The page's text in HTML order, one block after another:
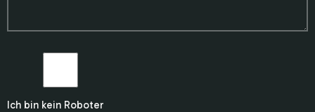
Ich bin kein Roboter